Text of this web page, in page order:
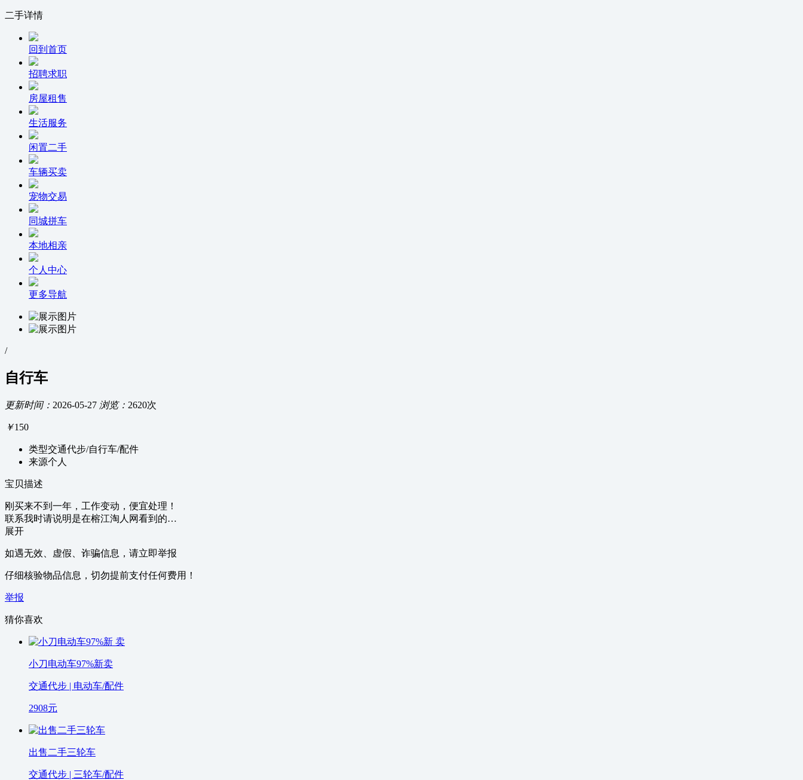
二手详情
回到首页
招聘求职
房屋租售
生活服务
闲置二手
车辆买卖
宠物交易
同城拼车
本地相亲
个人中心
更多导航
/
自行车
更新时间： 2026-05-27 浏览： 2620次
￥150
类型交通代步/自行车/配件
来源个人
宝贝描述
刚买来不到一年，工作变动，便宜处理！
联系我时请说明是在榕江淘人网看到的…
展开
如遇无效、虚假、诈骗信息，请立即举报
仔细核验物品信息，切勿提前支付任何费用！
举报
猜你喜欢
小刀电动车97%新卖
交通代步 | 电动车/配件
2908元
出售二手三轮车
交通代步 | 三轮车/配件